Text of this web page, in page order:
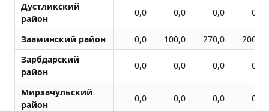
Дустликский
район
0,0 0,0 0,0 0,0
Зааминский район 0,0 100,0 270,0
200,0
Зарбдарский
район
0,0 0,0 0,0 0,0
Мирзачульский
район
0,0 0,0 0,0 0,0